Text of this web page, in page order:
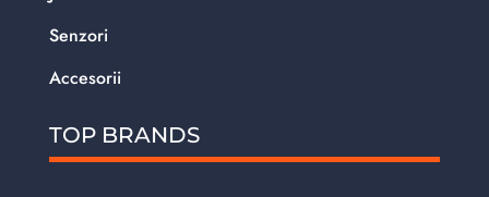
Senzori
Accesorii
TOP BRANDS